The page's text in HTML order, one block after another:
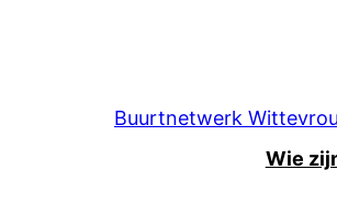
Buurtnetwerk
Wie